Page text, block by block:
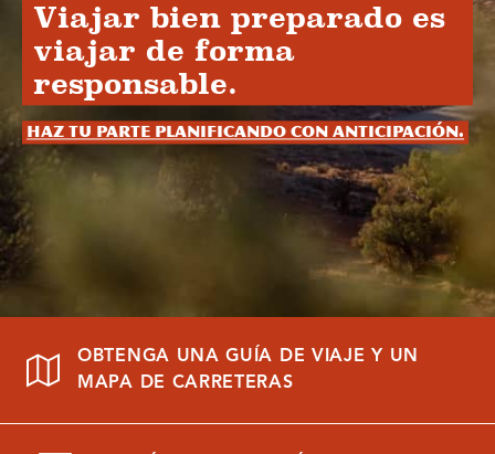
Viajar bien preparado es
viajar de forma
responsable.
Haz tu parte planificando con anticipación.
OBTENGA UNA GUÍA DE VIAJE Y UN
MAPA DE CARRETERAS